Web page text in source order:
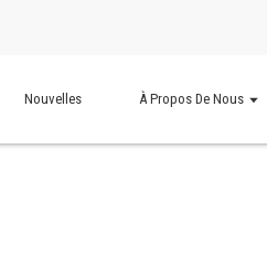
Nouvelles À Propos De Nous